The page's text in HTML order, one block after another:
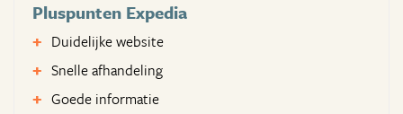
Pluspunten Expedia
Duidelijke website
Snelle afhandeling
Goede informatie